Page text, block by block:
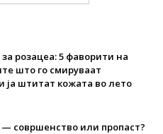
за розацеа: 5 фаворити на
што го смируваат
ја штитат кожата во лето
— совршенство или пропаст?